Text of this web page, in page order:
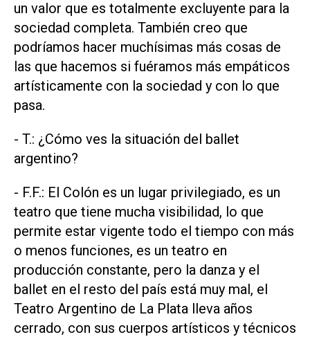
un valor que es totalmente excluyente para la
sociedad completa. También creo que
podríamos hacer muchísimas más cosas de
las que hacemos si fuéramos más empáticos
artísticamente con la sociedad y con lo que
pasa.
- T.: ¿Cómo ves la situación del ballet
argentino?
- F.F.: El Colón es un lugar privilegiado, es un
teatro que tiene mucha visibilidad, lo que
permite estar vigente todo el tiempo con más
o menos funciones, es un teatro en
producción constante, pero la danza y el
ballet en el resto del país está muy mal, el
Teatro Argentino de La Plata lleva años
cerrado, con sus cuerpos artísticos y técnicos